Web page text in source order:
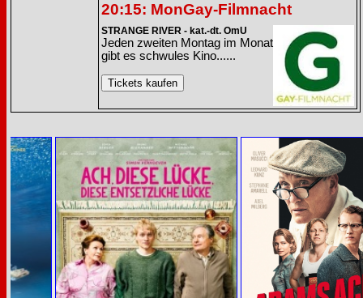
20:15: MonGay-Filmnacht
STRANGE RIVER - kat.-dt. OmU
Jeden zweiten Montag im Monat
gibt es schwules Kino......